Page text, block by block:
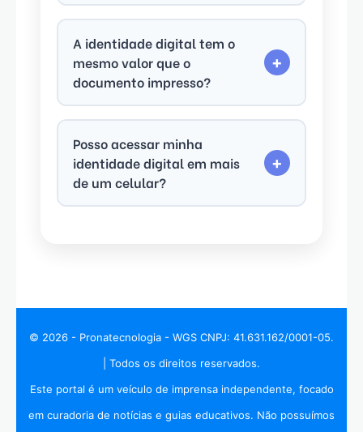
Digital” junto com o nome do seu estado.
A identidade digital tem o
mesmo valor que o
documento impresso?
+
Posso acessar minha
identidade digital em mais
de um celular?
+
© 2026 - Pronatecnologia - WGS CNPJ: 41.631.162/0001-05.
| Todos os direitos reservados.
Este portal é um veículo de imprensa independente, focado
em curadoria de notícias e guias educativos. Não possuímos